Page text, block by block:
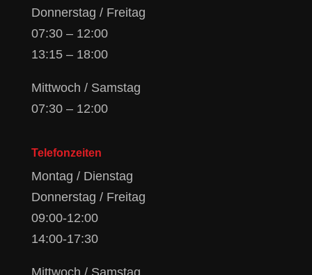
Donnerstag / Freitag
07:30 – 12:00
13:15 – 18:00
Mittwoch / Samstag
07:30 – 12:00
Telefonzeiten
Montag / Dienstag
Donnerstag / Freitag
09:00-12:00
14:00-17:30